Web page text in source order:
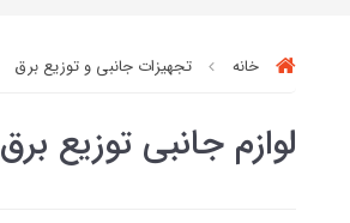
خانه تجهیزات جانبی و توزیع برق
لوازم جانبی توزیع برق